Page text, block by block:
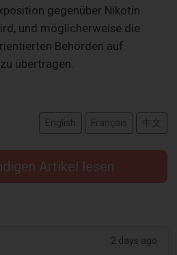
gegenüber Nikotin
und möglicherweise die
Behörden auf
übertragen.
English Français 中文
Artikel lesen
2 days ago